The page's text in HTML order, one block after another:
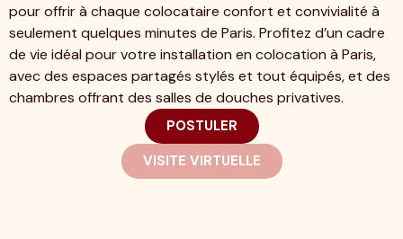
pour offrir à chaque colocataire confort et convivialité à
seulement quelques minutes de Paris. Profitez d’un cadre
de vie idéal pour votre installation en colocation à Paris,
avec des espaces partagés stylés et tout équipés, et des
chambres offrant des salles de douches privatives.
POSTULER
VISITE VIRTUELLE